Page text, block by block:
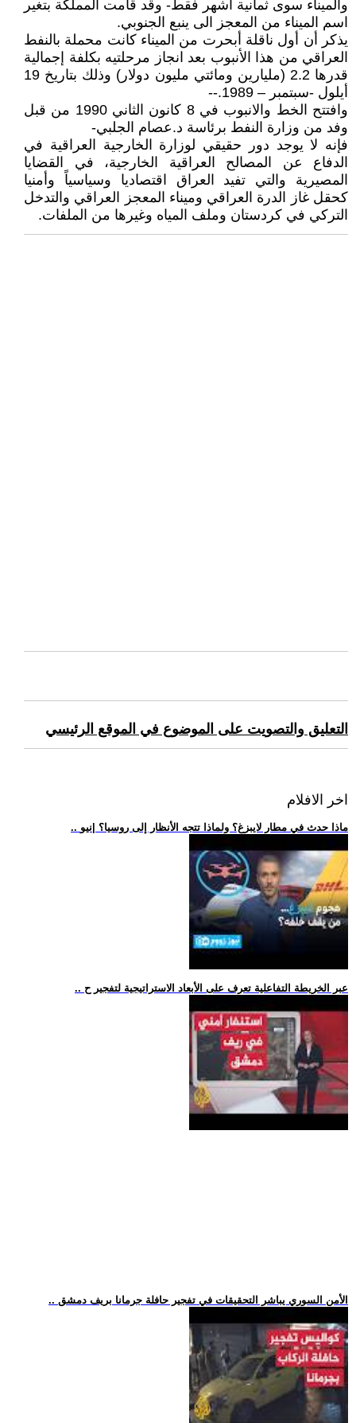
والميناء سوى ثمانية اشهر فقط- وقد قامت المملكة بتغير
اسم الميناء من المعجز الى ينبع الجنوبي.
يذكر أن أول ناقلة أبحرت من الميناء كانت محملة بالنفط
العراقي من هذا الأنبوب بعد انجاز مرحلتيه بكلفة إجمالية
قدرها 2.2 (مليارين ومائتي مليون دولار) وذلك بتاريخ 19
أيلول -سبتمبر – 1989.--
وافتتح الخط والانبوب في 8 كانون الثاني 1990 من قبل
وفد من وزارة النفط برئاسة د.عصام الجلبي-
فإنه لا يوجد دور حقيقي لوزارة الخارجية العراقية في
الدفاع عن المصالح العراقية الخارجية، في القضايا
المصيرية والتي تفيد العراق اقتصاديا وسياسياً وأمنيا
كحقل غاز الدرة العراقي وميناء المعجز العراقي والتدخل
التركي في كردستان وملف المياه وغيرها من الملفات.
التعليق والتصويت على الموضوع في الموقع الرئيسي
اخر الافلام
.. ماذا حدث في مطار لايبزغ؟ ولماذا تتجه الأنظار إلى روسيا؟ |نيو
.. عبر الخريطة التفاعلية تعرف على الأبعاد الاستراتيجية لتفجير ح
.. الأمن السوري يباشر التحقيقات في تفجير حافلة جرمانا بريف دمشق